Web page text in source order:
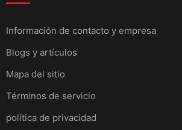
Información de contacto y empresa
Blogs y artículos
Mapa del sitio
Términos de servicio
política de privacidad